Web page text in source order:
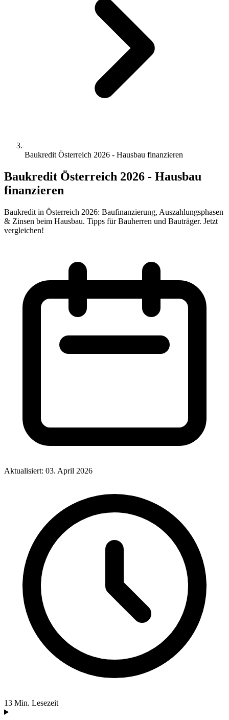
Baukredit Österreich 2026 - Hausbau finanzieren
Baukredit Österreich 2026 - Hausbau
finanzieren
Baukredit in Österreich 2026: Baufinanzierung, Auszahlungsphasen
& Zinsen beim Hausbau. Tipps für Bauherren und Bauträger. Jetzt
vergleichen!
Aktualisiert: 03. April 2026
13 Min. Lesezeit